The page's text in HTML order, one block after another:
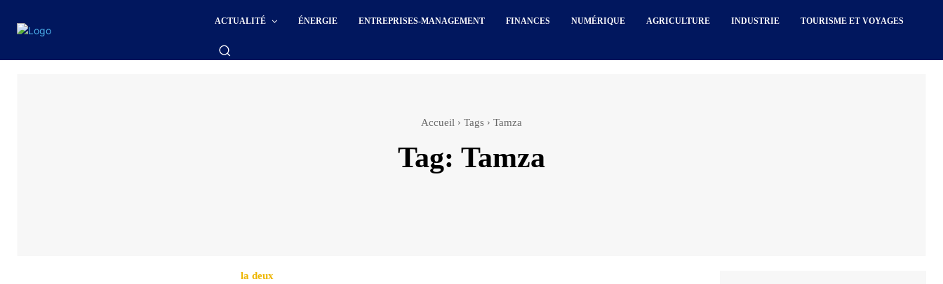
ACTUALITÉ ÉNERGIE ENTREPRISES-MANAGEMENT FINANCES NUMÉRIQUE AGRICULTURE INDUSTRIE TOURISME ET VOYAGES
Accueil Tags Tamza
Tag: Tamza
la deux